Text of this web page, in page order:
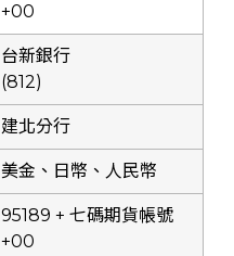
+00
台新銀行
(812)
建北分行
美金、日幣、人民幣
95189 + 七碼期貨帳號
+00